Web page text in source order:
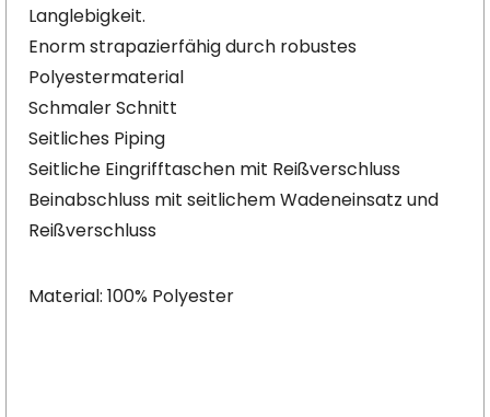
Langlebigkeit.
Enorm strapazierfähig durch robustes
Polyestermaterial
Schmaler Schnitt
Seitliches Piping
Seitliche Eingrifftaschen mit Reißverschluss
Beinabschluss mit seitlichem Wadeneinsatz und
Reißverschluss
Material: 100% Polyester